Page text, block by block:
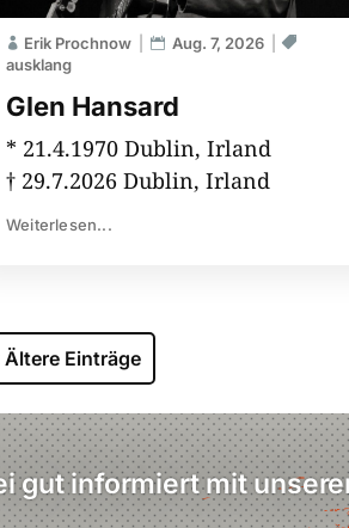
Glen Hansard
Erik Prochnow
Aug. 7, 2026
ausklang
* 21.4.1970 Dublin, Irland
† 29.7.2026 Dublin, Irland
Weiterlesen...
Ältere Einträge
gut informiert mit